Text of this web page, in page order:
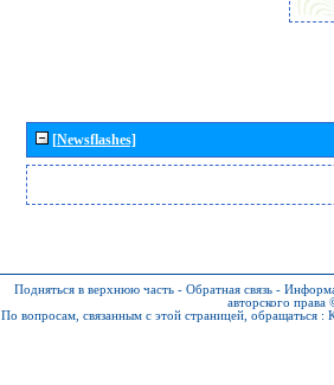
[Newsflashes]
Подняться в верхнюю часть - Обратная связь -
авторского
По вопросам, связанным с этой страницей, обращаться :